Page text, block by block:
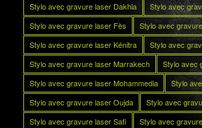
Stylo avec gravure laser Dakhla
Stylo avec
Stylo avec gravure laser Fès
Stylo avec
Stylo avec gravure laser Kénitra
Stylo avec
Stylo avec gravure laser Marrakech
Stylo avec
Stylo avec gravure laser Mohammedia
Stylo
Stylo avec gravure laser Oujda
Stylo avec
Stylo avec gravure laser Safi
Stylo avec